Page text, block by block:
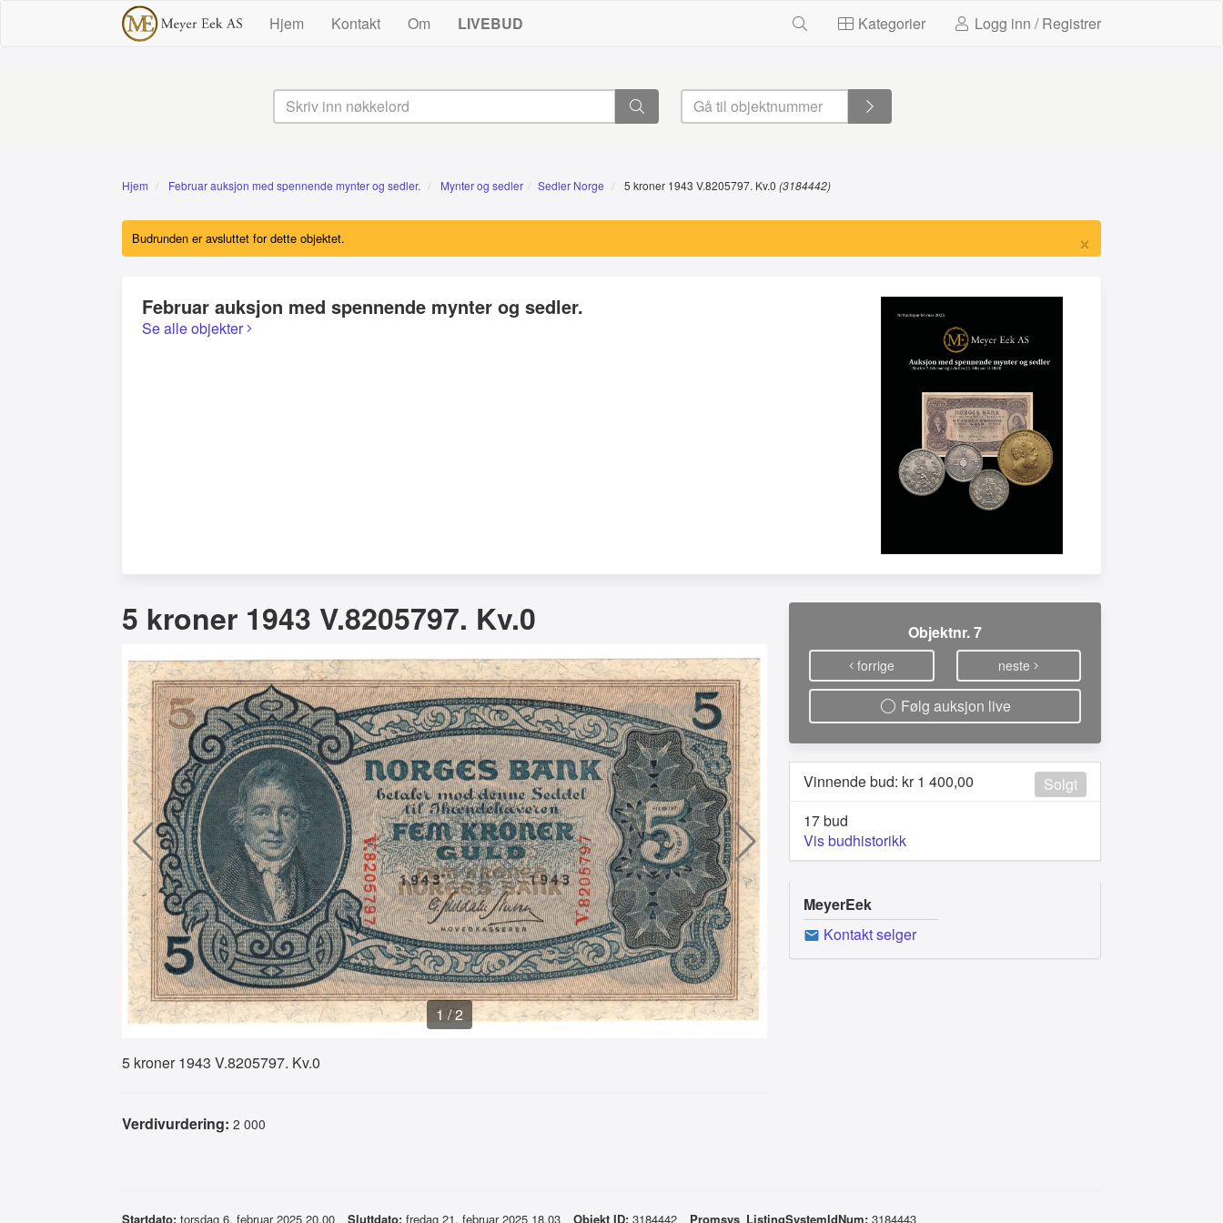
Hjem Kontakt Om LIVEBUD Kategorier Logg inn / Registrer
Hjem Februar auksjon med spennende mynter og sedler. Mynter og sedler Sedler Norge 5 kroner 1943 V.8205797. Kv.0 (3184442)
×
Budrunden er avsluttet for dette objektet.
Februar auksjon med spennende mynter og sedler.
Se alle objekter
5 kroner 1943 V.8205797. Kv.0
1 /2
5 kroner 1943 V.8205797. Kv.0
Verdivurdering: 2 000
Objektnr. 7
forrige neste
Følg auksjon live
Solgt
Vinnende bud: kr1 400,00
17 bud
Vis budhistorikk
MeyerEek
Kontakt selger
Startdato: torsdag 6. februar 2025 20.00 Sluttdato: fredag 21. februar 2025 18.03 Objekt ID: 3184442 Promsys_ListingSystemIdNum: 3184443